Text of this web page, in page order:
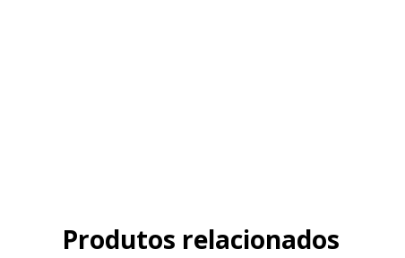
Produtos relacionados